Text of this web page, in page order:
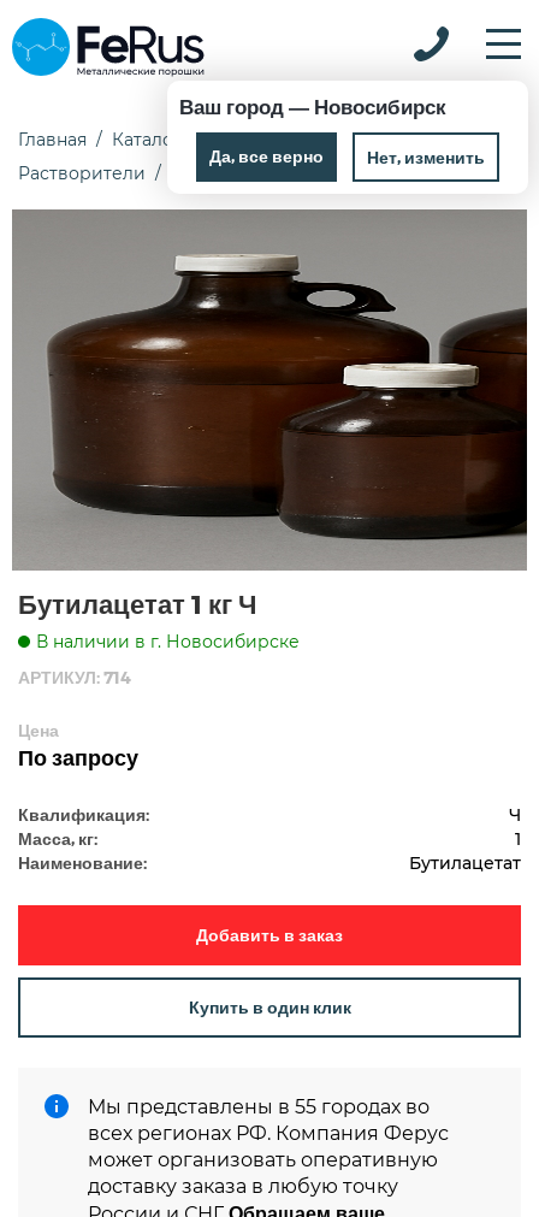
Ваш город — Новосибирск
Да, все верно Нет, изменить
Главная Каталог
Химические реактивы
Растворители
Бутилацетат 1 кг Ч
Бутилацетат 1 кг Ч
В наличии в г. Новосибирске
АРТИКУЛ: 714
Цена
По запросу
Квалификация: Ч
Масса, кг: 1
Наименование: Бутилацетат
Добавить в заказ
Купить в один клик
Мы представлены в 55 городах во
всех регионах РФ. Компания Ферус
может организовать оперативную
доставку заказа в любую точку